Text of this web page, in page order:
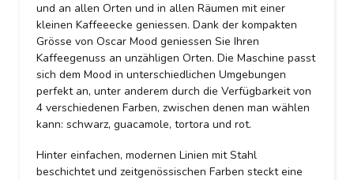
und an allen Orten und in allen Räumen mit einer
kleinen Kaffeeecke geniessen. Dank der kompakten
Grösse von Oscar Mood geniessen Sie Ihren
Kaffeegenuss an unzähligen Orten. Die Maschine passt
sich dem Mood in unterschiedlichen Umgebungen
perfekt an, unter anderem durch die Verfügbarkeit von
4 verschiedenen Farben, zwischen denen man wählen
kann: schwarz, guacamole, tortora und rot.
Hinter einfachen, modernen Linien mit Stahl
beschichtet und zeitgenössischen Farben steckt eine